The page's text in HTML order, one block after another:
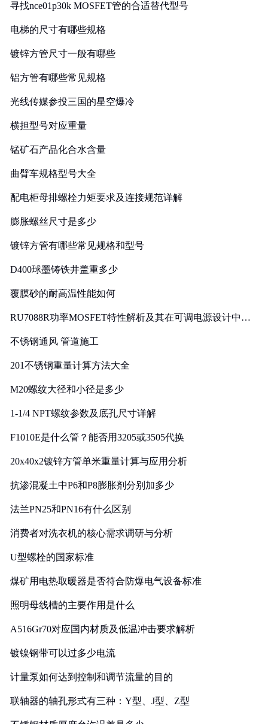
寻找nce01p30k MOSFET管的合适替代型号
电梯的尺寸有哪些规格
镀锌方管尺寸一般有哪些
铝方管有哪些常见规格
光线传媒参投三国的星空爆冷
横担型号对应重量
锰矿石产品化合水含量
曲臂车规格型号大全
配电柜母排螺栓力矩要求及连接规范详解
膨胀螺丝尺寸是多少
镀锌方管有哪些常见规格和型号
D400球墨铸铁井盖重多少
覆膜砂的耐高温性能如何
RU7088R功率MOSFET特性解析及其在可调电源设计中的
不锈钢通风 管道施工
201不锈钢重量计算方法大全
M20螺纹大径和小径是多少
1-1/4 NPT螺纹参数及底孔尺寸详解
F1010E是什么管？能否用3205或3505代换
20x40x2镀锌方管单米重量计算与应用分析
抗渗混凝土中P6和P8膨胀剂分别加多少
法兰PN25和PN16有什么区别
消费者对洗衣机的核心需求调研与分析
U型螺栓的国家标准
煤矿用电热取暖器是否符合防爆电气设备标准
照明母线槽的主要作用是什么
A516Gr70对应国内材质及低温冲击要求解析
镀镍钢带可以过多少电流
计量泵如何达到控制和调节流量的目的
联轴器的轴孔形式有三种：Y型、J型、Z型